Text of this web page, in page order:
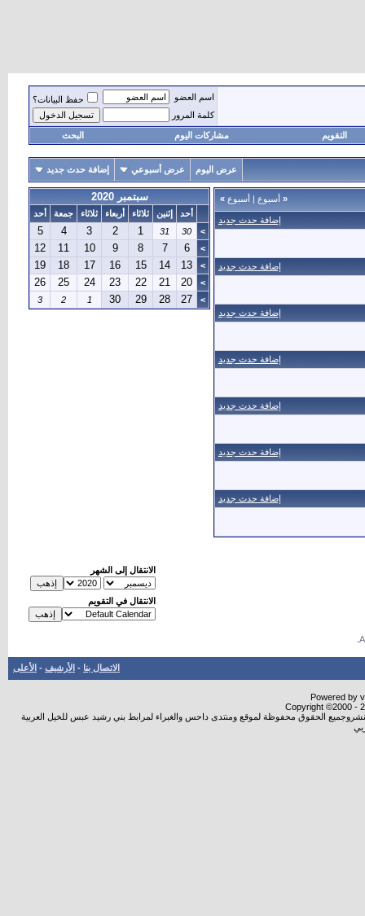
اسم العضو
حفظ البيانات؟
كلمة المرور
التقويم مشاركات اليوم البحث
عرض اليوم عرض أسبوعي إضافة حدث جديد
« أسبوع | أسبوع »
إضافة حدث جديد
إضافة حدث جديد
إضافة حدث جديد
إضافة حدث جديد
إضافة حدث جديد
إضافة حدث جديد
إضافة حدث جديد
سبتمبر 2020
أحد إثنين ثلاثاء أربعاء ثلاثاء جمعة
أحد
>
30
31
1
2
3
4
5
>
6
7
8
9
10
11
12
>
13
14
15
16
17
18
19
>
20
21
22
23
24
25
26
>
27
28
29
30
1
2
3
الانتقال إلى الشهر
الانتقال في التقويم
الاتصال بنا - الأرشيف - الأعلى
Powered by
Copyright ©2000 -
الحقوق محفوظة لموقع ومنتدى داحس والغبراء لمرابط بني رشيد عبس للخيل العربية